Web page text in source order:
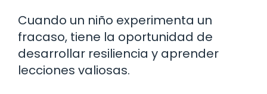
Cuando un niño experimenta un
fracaso, tiene la oportunidad de
desarrollar resiliencia y aprender
lecciones valiosas.